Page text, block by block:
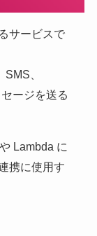
サービスで
、
ージを送る
Lambda に
携に使用す